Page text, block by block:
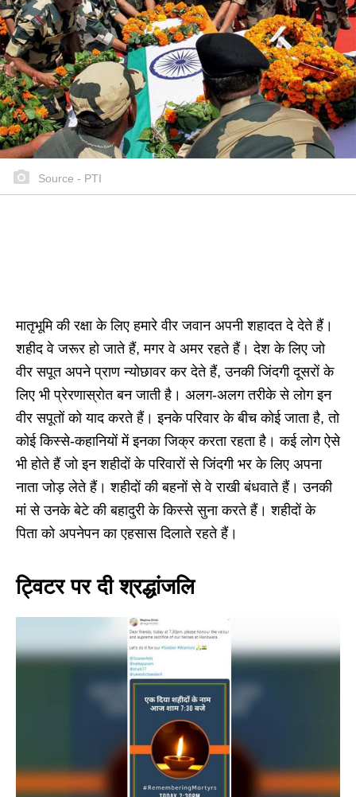
Source - PTI
मातृभूमि की रक्षा के लिए हमारे वीर जवान अपनी शहादत दे देते हैं।
शहीद वे जरूर हो जाते हैं, मगर वे अमर रहते हैं। देश के लिए जो
वीर सपूत अपने प्राण न्योछावर कर देते हैं, उनकी जिंदगी दूसरों के
लिए भी प्रेरणास्रोत बन जाती है। अलग-अलग तरीके से लोग इन
वीर सपूतों को याद करते हैं। इनके परिवार के बीच कोई जाता है, तो
कोई किस्से-कहानियों में इनका जिक्र करता रहता है। कई लोग ऐसे
भी होते हैं जो इन शहीदों के परिवारों से जिंदगी भर के लिए अपना
नाता जोड़ लेते हैं। शहीदों की बहनों से वे राखी बंधवाते हैं। उनकी
मां से उनके बेटे की बहादुरी के किस्से सुना करते हैं। शहीदों के
पिता को अपनेपन का एहसास दिलाते रहते हैं।
ट्विटर पर दी श्रद्धांजलि